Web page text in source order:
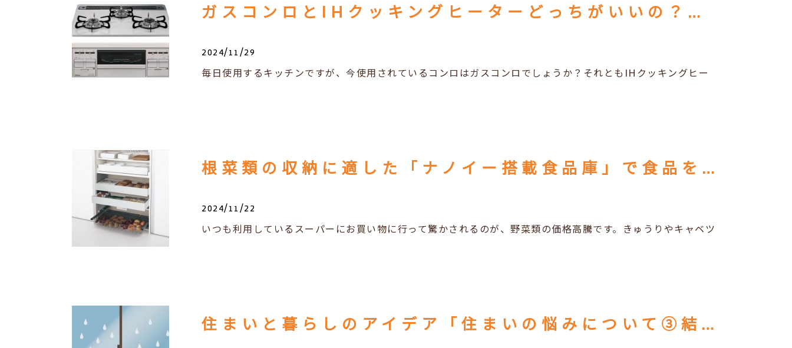
ガスコンロとIHクッキングヒーターどっちがいいの？選び方のポイントご紹介
2024/11/29
毎日使用するキッチンですが、今使用されているコンロはガスコンロでしょうか？それともIHクッキングヒー
根菜類の収納に適した「ナノイー搭載食品庫」で食品をかしこく収納しませんか
2024/11/22
いつも利用しているスーパーにお買い物に行って驚かされるのが、野菜類の価格高騰です。きゅうりやキャベツ
住まいと暮らしのアイデア「住まいの悩みについて③結露やカビ・ダニが心配」